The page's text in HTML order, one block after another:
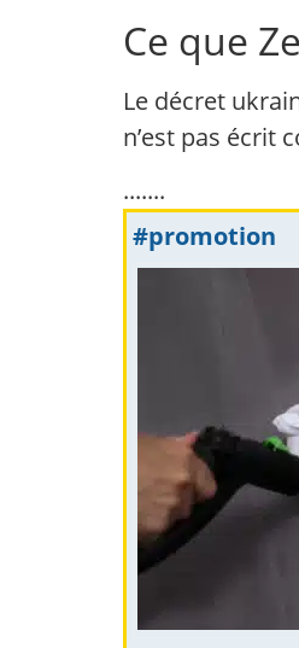
Ce que
Le décret
n’est pas écrit
.......
#promotion